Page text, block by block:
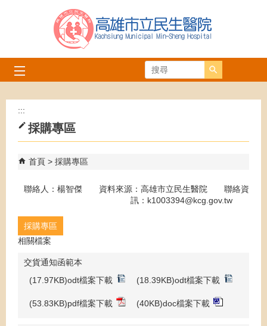
跳到主要內容區塊
搜尋
:::
採購專區
首頁 採購專區
聯絡人：楊智傑 資料來源：高雄市立民生醫院 聯絡資
訊：k1003394@kcg.gov.tw
採購專區
相關檔案
交貨通知函範本
(17.97KB)odt檔案下載
(18.39KB)odt檔案下載
(53.83KB)pdf檔案下載 (40KB)doc檔案下載